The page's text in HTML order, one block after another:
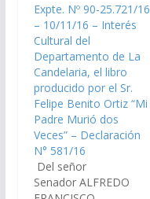
Expte. Nº 90-25.721/16
– 10/11/16 – Interés
Cultural del
Departamento de La
Candelaria, el libro
producido por el Sr.
Felipe Benito Ortiz “Mi
Padre Murió dos
Veces” – Declaración
N° 581/16
Del señor
Senador ALFREDO